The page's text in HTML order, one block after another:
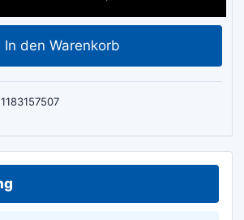
In den Warenkorb